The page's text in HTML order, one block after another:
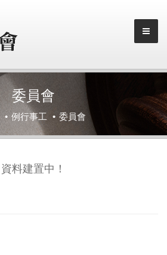
委員會
例行事工 委員會
資料建置中！